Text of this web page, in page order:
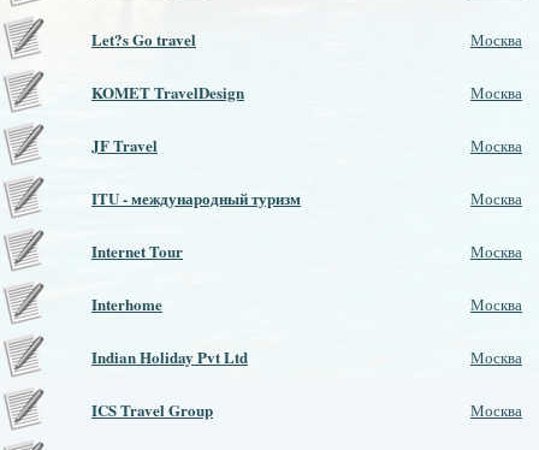
Let?s Go travel Москва
KOMET TravelDesign Москва
JF Travel Москва
ITU - международный туризм Москва
Internet Tour Москва
Interhome Москва
Indian Holiday Pvt Ltd Москва
ICS Travel Group Москва